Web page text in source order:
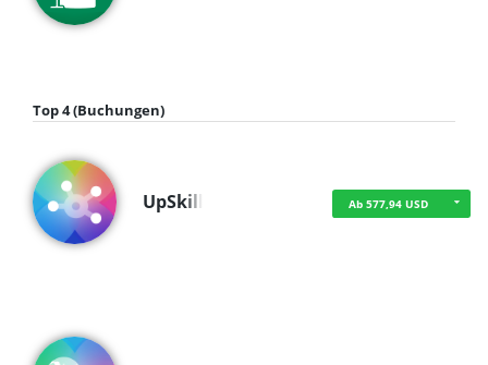
Top 4 (Buchungen)
UpSkill Ab 577,94 USD